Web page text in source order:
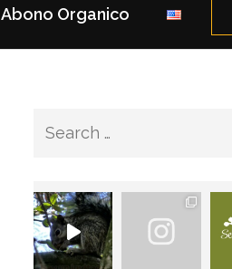
Abono Organico
Search